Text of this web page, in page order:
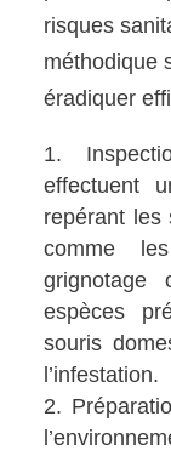
risques
méthodique
éradiquer
effectuent
repérant les
comme
espèces
souris
l’infestation.